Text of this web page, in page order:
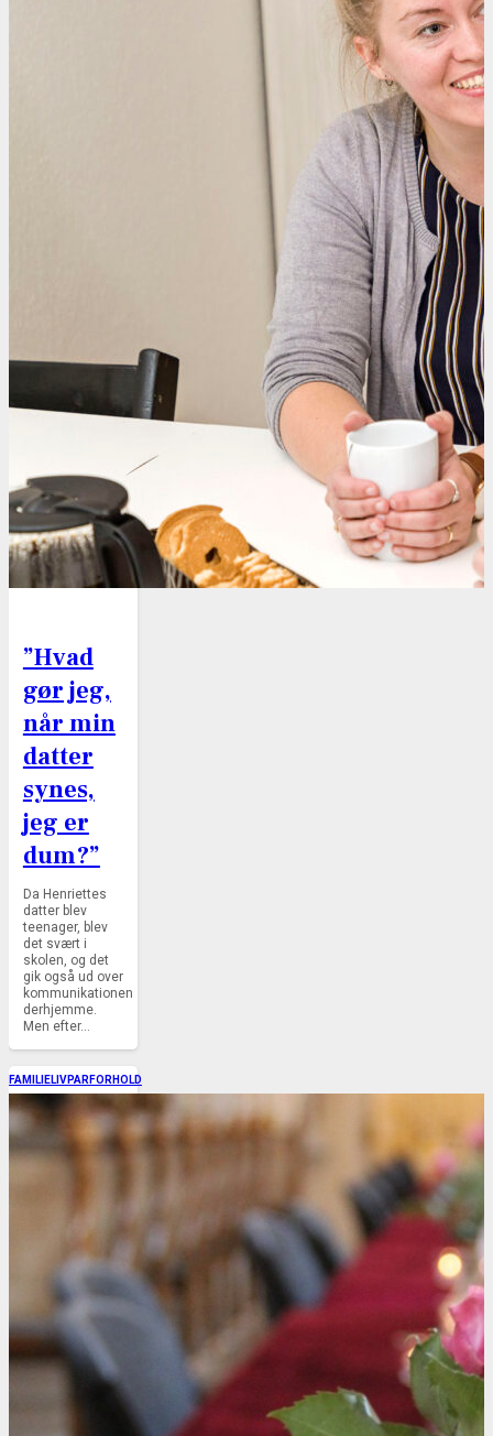
”Hvad
gør jeg,
når min
datter
synes,
jeg er
dum?”
Da Henriettes
datter blev
teenager, blev
det svært i
skolen, og det
gik også ud over
kommunikationen
derhjemme.
Men efter…
FAMILIELIVPARFORHOLD